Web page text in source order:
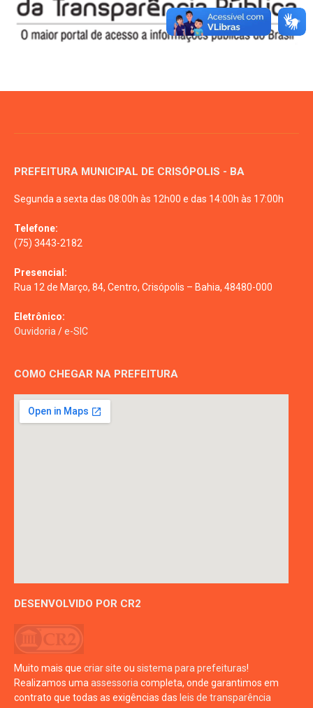
PREFEITURA MUNICIPAL DE CRISÓPOLIS - BA
Segunda a sexta das 08:00h às 12h00 e das 14:00h às 17:00h
Telefone:
(75) 3443-2182
Presencial:
Rua 12 de Março, 84, Centro, Crisópolis – Bahia, 48480-000
Eletrônico:
Ouvidoria /e-SIC
COMO CHEGAR NA PREFEITURA
DESENVOLVIDO POR CR2
Muito mais que criar site ou sistema para prefeituras!
Realizamos uma assessoria completa, onde garantimos em
contrato que todas as exigências das leis de transparência